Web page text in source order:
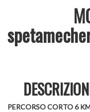
PERCORSO CORTO 6